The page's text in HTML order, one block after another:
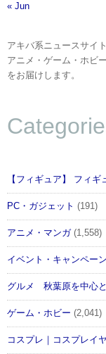
« Jun
アキバ系ニュースサイ
アニメ・ゲーム・ホビ
をお届けします。
【フィギュア】 フィ
PC・ガジェット (191)
アニメ・マンガ(1,558)
イベント・キャンペーン
グルメ 秋葉原を中心
ゲーム・ホビー (2,041)
コスプレ｜コスプレイ